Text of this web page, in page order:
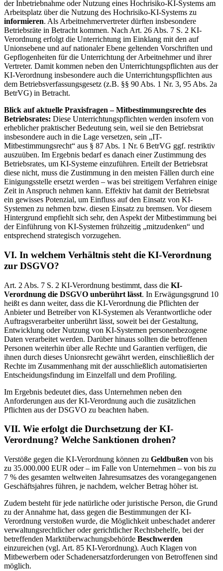
der Inbetriebnahme oder Nutzung eines Hochrisiko-KI-Systems am
Arbeitsplatz über die Nutzung des Hochrisiko-KI-Systems zu
informieren. Als Arbeitnehmervertreter dürften insbesondere
Betriebsräte in Betracht kommen. Nach Art. 26 Abs. 7 S. 2 KI-
Verordnung erfolgt die Unterrichtung im Einklang mit den auf
Unionsebene und auf nationaler Ebene geltenden Vorschriften und
Gepflogenheiten für die Unterrichtung der Arbeitnehmer und ihrer
Vertreter. Damit kommen neben den Unterrichtungspflichten aus der
KI-Verordnung insbesondere auch die Unterrichtungspflichten aus
dem Betriebsverfassungsgesetz (z.B. §§ 90 Abs. 1 Nr. 3, 95 Abs. 2a
BetrVG) in Betracht.
Blick auf aktuelle Praxisfragen – Mitbestimmungsrechte des
Betriebsrates: Diese Unterrichtungspflichten werden insofern von
erheblicher praktischer Bedeutung sein, weil sie den Betriebsrat
insbesondere auch in die Lage versetzen, sein „IT-
Mitbestimmungsrecht“ aus § 87 Abs. 1 Nr. 6 BetrVG ggf. restriktiv
auszuüben. Im Ergebnis bedarf es danach einer Zustimmung des
Betriebsrates, um KI-Systeme einzuführen. Erteilt der Betriebsrat
diese nicht, muss die Zustimmung in den meisten Fällen durch eine
Einigungsstelle ersetzt werden – was bei streitigem Verfahren einige
Zeit in Anspruch nehmen kann. Effektiv hat damit der Betriebsrat
ein gewisses Potenzial, um Einfluss auf den Einsatz von KI-
Systemen zu nehmen bzw. diesen Einsatz zu bremsen. Vor diesem
Hintergrund empfiehlt sich sehr, den Aspekt der Mitbestimmung bei
der Einführung von KI-Systemen frühzeitig „mitzudenken“ und
entsprechend strategisch vorzugehen.
VI. In welchem Verhältnis steht die KI-Verordnung
zur DSGVO?
Art. 2 Abs. 7 S. 2 KI-Verordnung bestimmt, dass die KI-
Verordnung die DSGVO unberührt lässt. In Erwägungsgrund 10
heißt es dann weiter, dass die KI-Verordnung die Pflichten der
Anbieter und Betreiber von KI-Systemen als Verantwortliche oder
Auftragsverarbeiter unberührt lässt, soweit bei der Gestaltung,
Entwicklung oder Nutzung von KI-Systemen personenbezogene
Daten verarbeitet werden. Darüber hinaus sollten die betroffenen
Personen weiterhin über alle Rechte und Garantien verfügen, die
ihnen durch dieses Unionsrecht gewährt werden, einschließlich der
Rechte im Zusammenhang mit der ausschließlich automatisierten
Entscheidungsfindung im Einzelfall und dem Profiling.
Im Ergebnis bedeutet dies, dass Unternehmen neben den
Anforderungen aus der KI-Verordnung auch die zusätzlichen
Pflichten aus der DSGVO zu beachten haben.
VII. Wie erfolgt die Durchsetzung der KI-
Verordnung? Welche Sanktionen drohen?
Verstöße gegen die KI-Verordnung können zu Geldbußen von bis
zu 35.000.000 EUR oder – im Falle von Unternehmen – von bis zu
7 % des gesamten weltweiten Jahresumsatzes des vorangegangenen
Geschäftsjahres führen, je nachdem, welcher Betrag höher ist.
Zudem besteht für jede natürliche oder juristische Person, die Grund
zu der Annahme hat, dass gegen die Bestimmungen der KI-
Verordnung verstoßen wurde, die Möglichkeit unbeschadet anderer
verwaltungsrechtlicher oder gerichtlicher Rechtsbehelfe, bei der
betreffenden Marktüberwachungsbehörde Beschwerden
einzureichen (vgl. Art. 85 KI-Verordnung). Auch Klagen von
Mitbewerbern oder Schadenersatzforderungen von Betroffenen sind
möglich.